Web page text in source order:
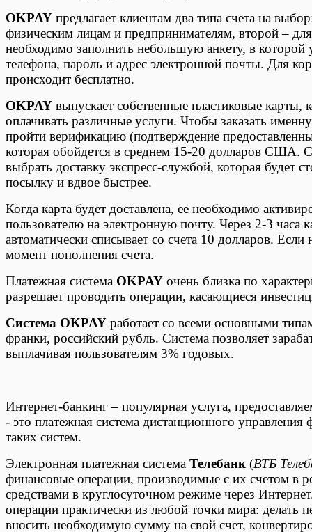
OKPAY предлагает клиентам два типа счета на
физическим лицам и предпринимателям, второй –
необходимо заполнить небольшую анкету, в
телефона, пароль и адрес электронной почты. Для
происходит бесплатно.
OKPAY выпускает собственные пластиковые
оплачивать различные услуги. Чтобы заказать
пройти верификацию (подтверждение
которая обойдется в среднем 15-20 долларов США.
выбрать доставку экспресс-службой, которая будет
посылку и вдвое быстрее.
Когда карта будет доставлена, ее необходимо
пользователю на электронную почту. Через 2-3 часа
автоматически списывает со счета 10 долларов.
момент пополнения счета.
Платежная система OKPAY очень близка по
разрешает проводить операции, касающиеся
Система OKPAY работает со всеми основными
франки, российский рубль. Система позволяет
выплачивая пользователям 3% годовых.
Интернет-банкинг – популярная услуга,
- это платежная система дистанционного
таких систем.
Электронная платежная система Телебанк (ВТБ
финансовые операции, производимые с их счетом в
средствами в круглосуточном режиме через
операции практически из любой точки мира: делать
вносить необходимую сумму на свой счет,